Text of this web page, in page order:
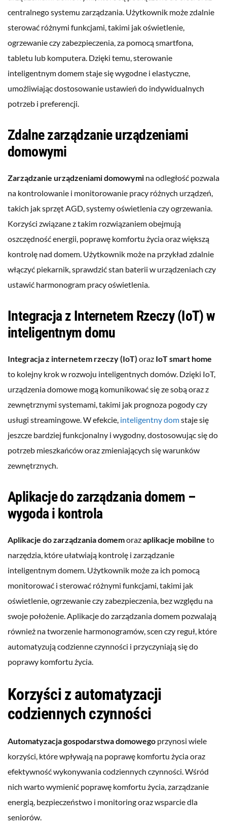
centralnego systemu zarządzania. Użytkownik może zdalnie
sterować różnymi funkcjami, takimi jak oświetlenie,
ogrzewanie czy zabezpieczenia, za pomocą smartfona,
tabletu lub komputera. Dzięki temu, sterowanie
inteligentnym domem staje się wygodne i elastyczne,
umożliwiając dostosowanie ustawień do indywidualnych
potrzeb i preferencji.
Zdalne zarządzanie urządzeniami
domowymi
Zarządzanie urządzeniami domowymi na odległość pozwala
na kontrolowanie i monitorowanie pracy różnych urządzeń,
takich jak sprzęt AGD, systemy oświetlenia czy ogrzewania.
Korzyści związane z takim rozwiązaniem obejmują
oszczędność energii, poprawę komfortu życia oraz większą
kontrolę nad domem. Użytkownik może na przykład zdalnie
włączyć piekarnik, sprawdzić stan baterii w urządzeniach czy
ustawić harmonogram pracy oświetlenia.
Integracja z Internetem Rzeczy (IoT) w
inteligentnym domu
Integracja z internetem rzeczy (IoT) oraz IoT smart home
to kolejny krok w rozwoju inteligentnych domów. Dzięki IoT,
urządzenia domowe mogą komunikować się ze sobą oraz z
zewnętrznymi systemami, takimi jak prognoza pogody czy
usługi streamingowe. W efekcie, inteligentny domstaje się
jeszcze bardziej funkcjonalny i wygodny, dostosowując się do
potrzeb mieszkańców oraz zmieniających się warunków
zewnętrznych.
Aplikacje do zarządzania domem –
wygoda i kontrola
Aplikacje do zarządzania domemorazaplikacje mobilne to
narzędzia, które ułatwiają kontrolę i zarządzanie
inteligentnym domem. Użytkownik może za ich pomocą
monitorować i sterować różnymi funkcjami, takimi jak
oświetlenie, ogrzewanie czy zabezpieczenia, bez względu na
swoje położenie. Aplikacje do zarządzania domem pozwalają
również na tworzenie harmonogramów, scen czy reguł, które
automatyzują codzienne czynności i przyczyniają się do
poprawy komfortu życia.
Korzyści z automatyzacji
codziennych czynności
Automatyzacja gospodarstwa domowego przynosi wiele
korzyści, które wpływają na poprawę komfortu życia oraz
efektywność wykonywania codziennych czynności. Wśród
nich warto wymienić poprawę komfortu życia, zarządzanie
energią, bezpieczeństwo i monitoring oraz wsparcie dla
seniorów.